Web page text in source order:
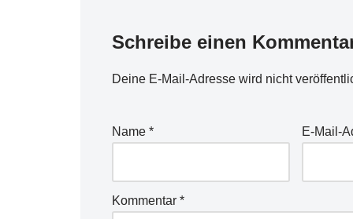
Schreibe einen
Deine E-Mail-Adresse wird nicht
Name * E-Mail-
Kommentar *